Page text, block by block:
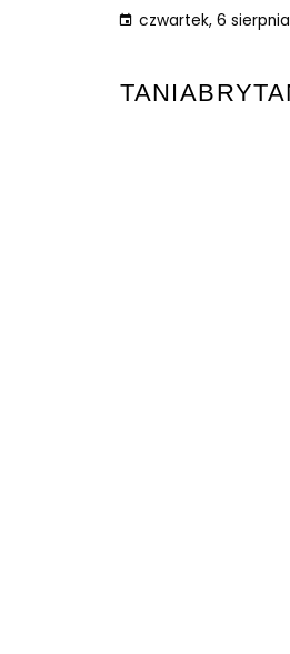
czwartek, 6 sierpnia